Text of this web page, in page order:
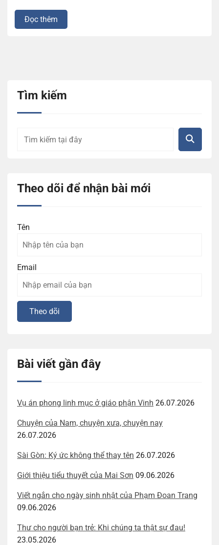
Đọc thêm
Tìm kiếm
Theo dõi để nhận bài mới
Tên
Email
Bài viết gần đây
Vụ án phong linh mục ở giáo phận Vinh 26.07.2026
Chuyện của Nam, chuyện xưa, chuyện nay
26.07.2026
Sài Gòn: Ký ức không thể thay tên 26.07.2026
Giới thiệu tiểu thuyết của Mai Sơn 09.06.2026
Viết ngắn cho ngày sinh nhật của Phạm Đoan Trang
09.06.2026
Thư cho người bạn trẻ: Khi chúng ta thật sự đau!
23.05.2026